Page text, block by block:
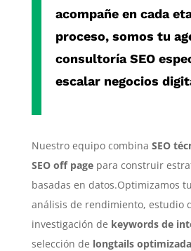
acompañe en cada
proceso, somos tu
consultoría SEO
escalar negocios
Nuestro equipo combina SEO
SEO off pagepara construir
basadas en datos.Optimizamos
análisis de rendimiento, estudio
investigación de keywords de
selección de longtails